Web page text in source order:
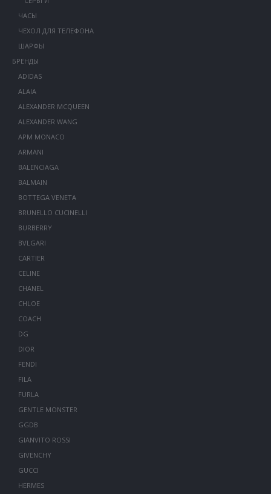
ЧАСЫ
ЧЕХОЛ ДЛЯ ТЕЛЕФОНА
ШАРФЫ
БРЕНДЫ
ADIDAS
ALAIA
ALEXANDER MCQUEEN
ALEXANDER WANG
APM MONACO
ARMANI
BALENCIAGA
BALMAIN
BOTTEGA VENETA
BRUNELLO CUCINELLI
BURBERRY
BVLGARI
CARTIER
CELINE
CHANEL
CHLOE
COACH
DG
DIOR
FENDI
FILA
FURLA
GENTLE MONSTER
GGDB
GIANVITO ROSSI
GIVENCHY
GUCCI
HERMES